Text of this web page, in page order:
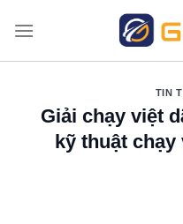
qua
TIN
Giải chạy việt
kỹ thuật chạy